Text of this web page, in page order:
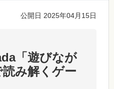
公開日 2025年04月15日
「遊びなが
み解くゲー